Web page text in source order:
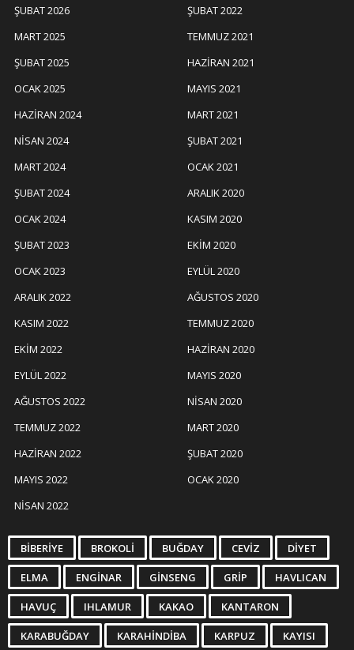
ŞUBAT 2026
MART 2025
ŞUBAT 2025
OCAK 2025
HAZIRAN 2024
NISAN 2024
MART 2024
ŞUBAT 2024
OCAK 2024
ŞUBAT 2023
OCAK 2023
ARALIK 2022
KASIM 2022
EKIM 2022
EYLÜL 2022
AĞUSTOS 2022
TEMMUZ 2022
HAZIRAN 2022
MAYIS 2022
NISAN 2022
ŞUBAT 2022
TEMMUZ 2021
HAZIRAN 2021
MAYIS 2021
MART 2021
ŞUBAT 2021
OCAK 2021
ARALIK 2020
KASIM 2020
EKIM 2020
EYLÜL 2020
AĞUSTOS 2020
TEMMUZ 2020
HAZIRAN 2020
MAYIS 2020
NISAN 2020
MART 2020
ŞUBAT 2020
OCAK 2020
BIBERIYE BROKOLI BUĞDAY CEVIZ DIYET
ELMA ENGINAR GINSENG GRIP HAVLICAN
HAVUÇ IHLAMUR KAKAO KANTARON
KARABUĞDAY KARAHINDIBA KARPUZ KAYISI